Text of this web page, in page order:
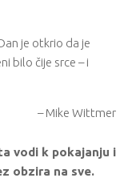
je otkrio da je
bilo čije srce – i
– Mike Wittmer
vodi k pokajanju i
obzira na sve.